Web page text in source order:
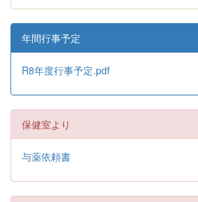
年間行事予定
R8年度行事予定.pdf
保健室より
与薬依頼書